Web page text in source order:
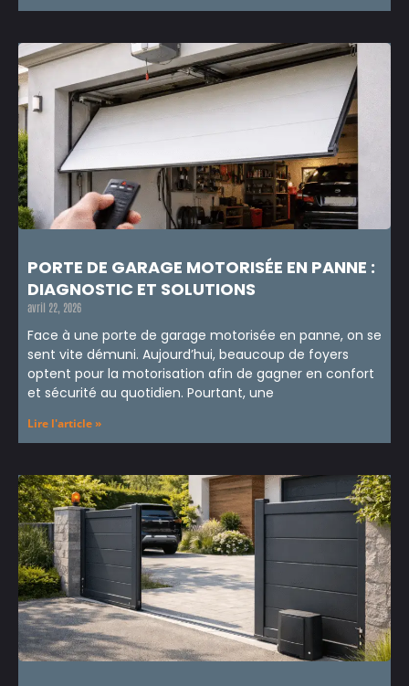
PORTE DE GARAGE MOTORISÉE EN PANNE :
DIAGNOSTIC ET SOLUTIONS
avril 22, 2026
Face à une porte de garage motorisée en panne, on se
sent vite démuni. Aujourd’hui, beaucoup de foyers
optent pour la motorisation afin de gagner en confort
et sécurité au quotidien. Pourtant, une
Lire l'article »